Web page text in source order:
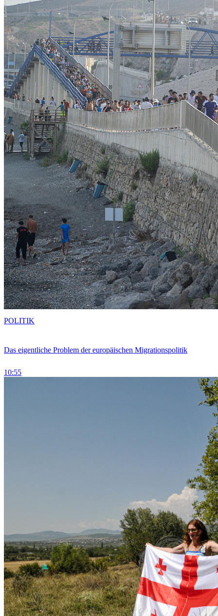
Das eigentliche Problem der europäischen Migrationspolitik
10:55
POLITIK